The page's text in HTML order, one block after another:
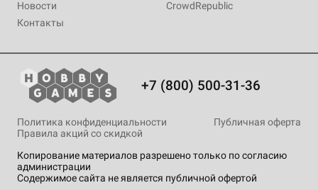
Новости
Контакты
CrowdRepublic
+7 (800) 500-31-36
Копирование материалов разрешено только по согласию
администрации
Содержимое сайта не является публичной офертой
Политика конфиденциальности
Публичная оферта
Правила акций со скидкой